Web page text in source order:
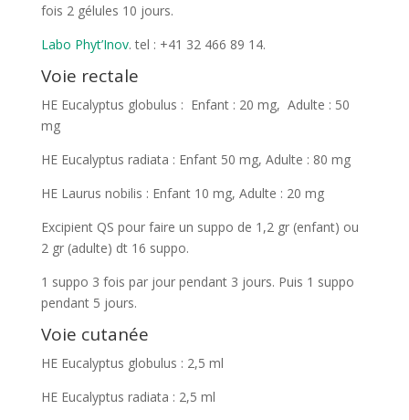
fois 2 gélules 10 jours.
Labo Phyt’Inov. tel : +41 32 466 89 14.
Voie rectale
HE Eucalyptus globulus : Enfant : 20 mg, Adulte : 50
mg
HE Eucalyptus radiata : Enfant 50 mg, Adulte : 80 mg
HE Laurus nobilis : Enfant 10 mg, Adulte : 20 mg
Excipient QS pour faire un suppo de 1,2 gr (enfant) ou
2 gr (adulte) dt 16 suppo.
1 suppo 3 fois par jour pendant 3 jours. Puis 1 suppo
pendant 5 jours.
Voie cutanée
HE Eucalyptus globulus : 2,5 ml
HE Eucalyptus radiata : 2,5 ml